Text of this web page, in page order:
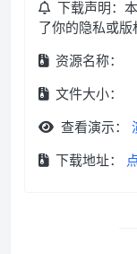
下载声明：
了你的隐私或版
资源名称：
文件大小：
查看演示：
下载地址：